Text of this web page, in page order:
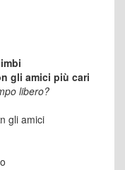
gli amici più cari
libero?
gli amici